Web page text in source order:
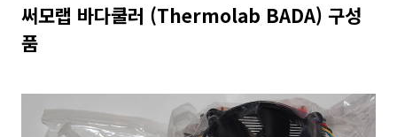
써모랩 바다쿨러 (Thermolab BADA) 구성
품